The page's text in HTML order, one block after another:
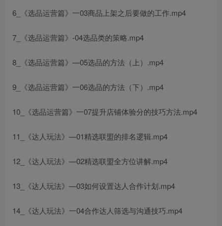
6_《选品运营篇》一03商品上架之后要做的工作.mp4
7_《选品运营篇》-04选品类的策略.mp4
8_《选品运营篇》—05选品的方法（上）.mp4
9_《选品运营篇》一06选品的方法（下）.mp4
10_《选品运营篇》一07提升店铺体验分的技巧方法.mp4
11_《达人玩法》—01精选联盟的排名逻辑.mp4
12_《达人玩法》—02精选联盟全方位讲解.mp4
13_《达人玩法》—03如何设置达人合作计划.mp4
14_《达人玩法》一04合作达人筛选与沟通技巧.mp4